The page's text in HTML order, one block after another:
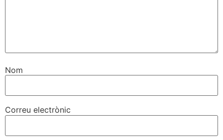
Nom
Correu electrònic